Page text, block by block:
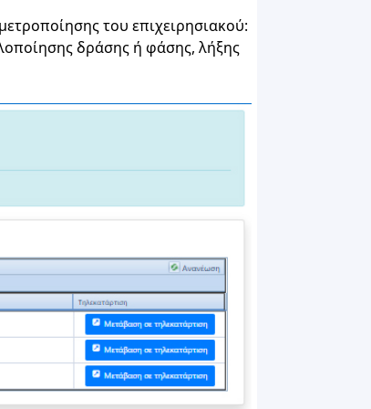
του επιχειρησιακού:
δράσης ή φάσης, λήξης